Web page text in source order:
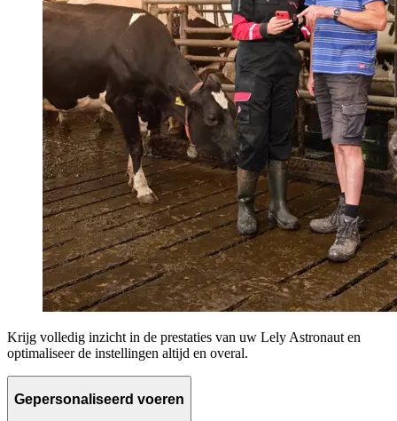
Krijg volledig inzicht in de prestaties van uw Lely Astronaut en
optimaliseer de instellingen altijd en overal.
Gepersonaliseerd voeren